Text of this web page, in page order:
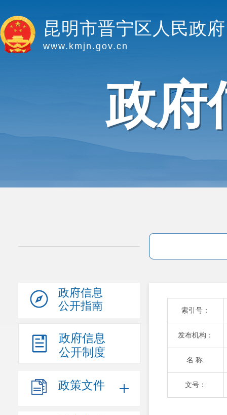
昆明市晋宁区人民政府
www.kmjn.gov.cn
政府
政府信息
公开指南
政府信息
公开制度
政策文件
索引号：
发布机构：
名 称:
文号：